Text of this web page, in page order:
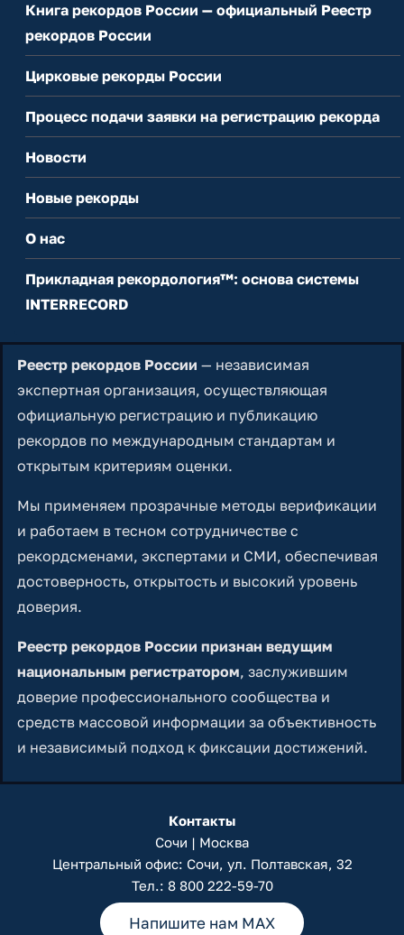
Книга рекордов России — официальный Реестр
рекордов России
Цирковые рекорды России
Процесс подачи заявки на регистрацию рекорда
Новости
Новые рекорды
О нас
Прикладная рекордология™: основа системы
INTERRECORD
Реестр рекордов России — независимая
экспертная организация, осуществляющая
официальную регистрацию и публикацию
рекордов по международным стандартам и
открытым критериям оценки.
Мы применяем прозрачные методы верификации
и работаем в тесном сотрудничестве с
рекордсменами, экспертами и СМИ, обеспечивая
достоверность, открытость и высокий уровень
доверия.
Реестр рекордов России признан ведущим
национальным регистратором, заслужившим
доверие профессионального сообщества и
средств массовой информации за объективность
и независимый подход к фиксации достижений.
Контакты
Сочи | Москва
Центральный офис: Сочи, ул. Полтавская, 32
Тел.: 8 800 222-59-70
Напишите нам MAX